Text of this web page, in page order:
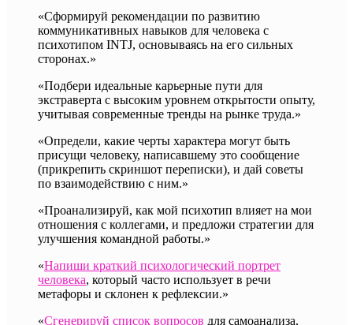
«Сформируй рекомендации по развитию
коммуникативных навыков для человека с
психотипом INTJ, основываясь на его сильных
сторонах.»
«Подбери идеальные карьерные пути для
экстраверта с высоким уровнем открытости опыту,
учитывая современные тренды на рынке труда.»
«Определи, какие черты характера могут быть
присущи человеку, написавшему это сообщение
(прикрепить скриншот переписки), и дай советы
по взаимодействию с ним.»
«Проанализируй, как мой психотип влияет на мои
отношения с коллегами, и предложи стратегии для
улучшения командной работы.»
«Напиши краткий психологический портрет
человека, который часто использует в речи
метафоры и склонен к рефлексии.»
«Сгенерируй список вопросов для самоанализа,